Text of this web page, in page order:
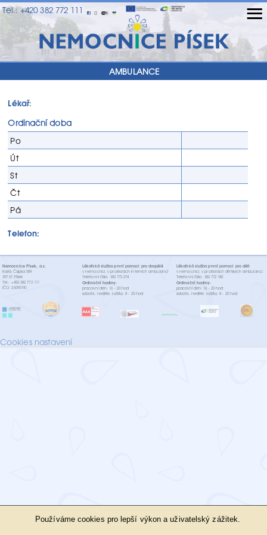
Tel.: +420 382 772 111 ≡
AMBULANCE
Lékař:
Ordinační doba
Po
Út
St
Čt
Pá
Telefon:
Nemocnice Písek, a.s.
Karla Čapka 589
397 01 Písek
Tel.: +420 382 772 111
IČO: 26095190
Lékařská služba první pomoci pro dospělé
v nemocnici, v prostorách interních ambulancí
Telefonní číslo: 382 772 274
Ordinační hodiny:
pracovní den: 16 - 20 hod
sobota, neděle, svátky: 8 - 20 hod
Lékařská služba první pomoci pro děti
v nemocnici, v prostorách dětských ambulancí.
Telefonní číslo: 382 772 180
Ordinační hodiny:
pracovní den: 16 - 20 hod
sobota, neděle, svátky: 8 - 20 hod
Cookies nastavení
Používáme cookies pro lepší výkon a uživatelský zážitek.